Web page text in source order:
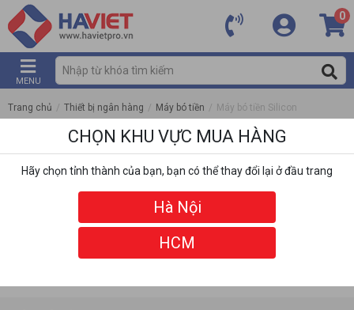
0
MENU
Trang chủ / Thiết bị ngân hàng / Máy bó tiền / Máy bó tiền Silicon
CHỌN KHU VỰC MUA HÀNG
Hãy chọn tỉnh thành của bạn, bạn có thể thay đổi lại ở đầu trang
Hà Nội
HCM